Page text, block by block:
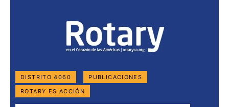
DISTRITO 4060
PUBLICACIONES
ROTARY ES ACCIÓN